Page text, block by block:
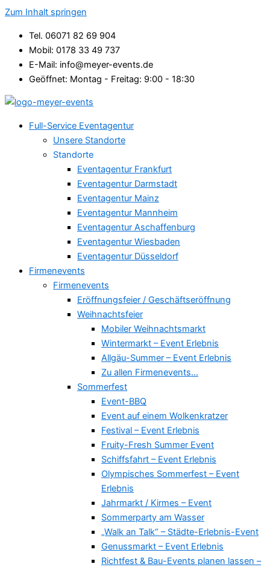
Zum Inhalt springen
Tel. 06071 82 69 904
Mobil: 0178 33 49 737
E-Mail: info@meyer-events.de
Geöffnet: Montag - Freitag: 9:00 - 18:30
Full-Service Eventagentur
Unsere Standorte
Standorte
Eventagentur Frankfurt
Eventagentur Darmstadt
Eventagentur Mainz
Eventagentur Mannheim
Eventagentur Aschaffenburg
Eventagentur Wiesbaden
Eventagentur Düsseldorf
Firmenevents
Firmenevents
Eröffnungsfeier / Geschäftseröffnung
Weihnachtsfeier
Mobiler Weihnachtsmarkt
Wintermarkt – Event Erlebnis
Allgäu-Summer – Event Erlebnis
Zu allen Firmenevents…
Sommerfest
Event-BBQ
Event auf einem Wolkenkratzer
Festival – Event Erlebnis
Fruity-Fresh Summer Event
Schiffsfahrt – Event Erlebnis
Olympisches Sommerfest – Event
Erlebnis
Jahrmarkt / Kirmes – Event
Sommerparty am Wasser
„Walk an Talk“ – Städte-Erlebnis-Event
Genussmarkt – Event Erlebnis
Richtfest & Bau-Events planen lassen –